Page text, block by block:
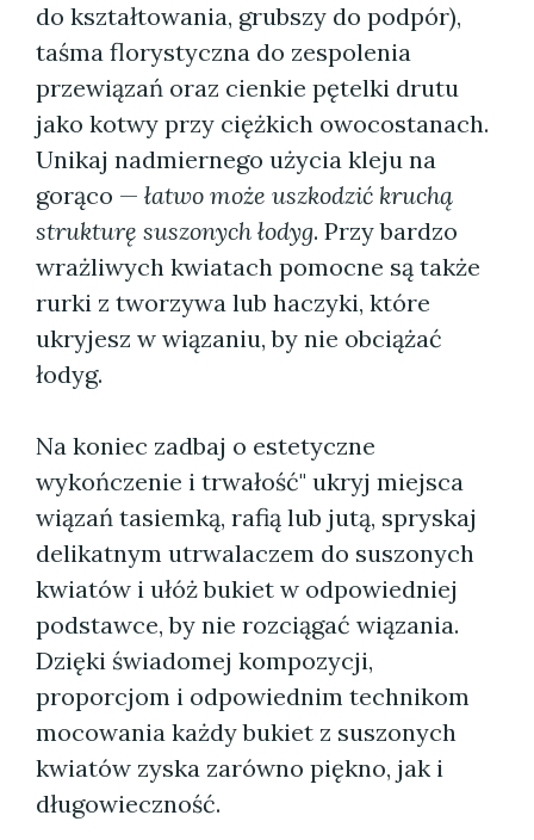
do kształtowania, grubszy do podpór),
taśma florystyczna do zespolenia
przewiązań oraz cienkie pętelki drutu
jako kotwy przy ciężkich owocostanach.
Unikaj nadmiernego użycia kleju na
gorąco — łatwo może uszkodzić kruchą
strukturę suszonych łodyg. Przy bardzo
wrażliwych kwiatach pomocne są także
rurki z tworzywa lub haczyki, które
ukryjesz w wiązaniu, by nie obciążać
łodyg.
Na koniec zadbaj o estetyczne
wykończenie i trwałość" ukryj miejsca
wiązań tasiemką, rafią lub jutą, spryskaj
delikatnym utrwalaczem do suszonych
kwiatów i ułóż bukiet w odpowiedniej
podstawce, by nie rozciągać wiązania.
Dzięki świadomej kompozycji,
proporcjom i odpowiednim technikom
mocowania każdy bukiet z suszonych
kwiatów zyska zarówno piękno, jak i
długowieczność.